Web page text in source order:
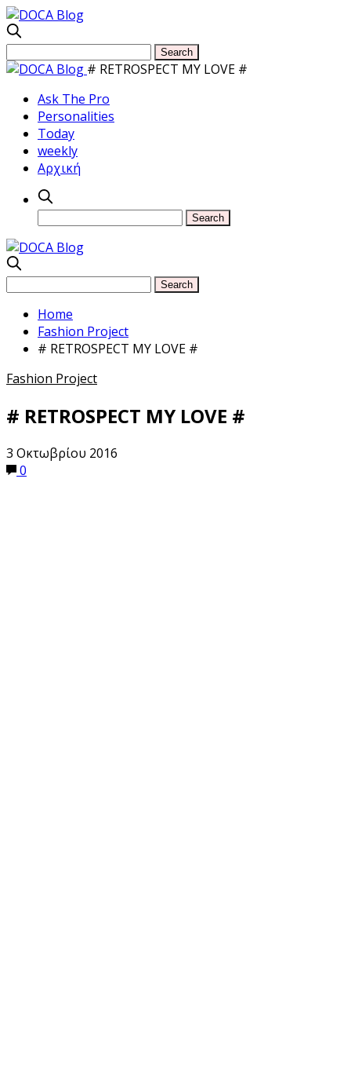
# RETROSPECT MY LOVE #
Ask The Pro
Personalities
Today
weekly
Αρχική
Home
Fashion Project
# RETROSPECT MY LOVE #
Fashion Project
# RETROSPECT MY LOVE #
3 Οκτωβρίου 2016
0